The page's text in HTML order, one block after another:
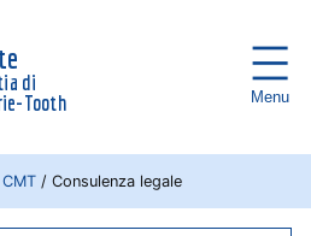
di
Tooth
Menu
/ Consulenza legale